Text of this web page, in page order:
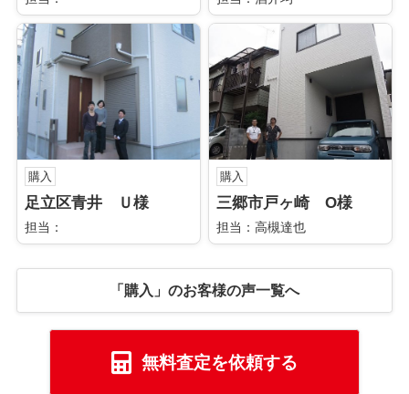
購入
足立区青井 Ｕ様
担当：
購入
三郷市戸ヶ崎 O様
担当：高槻達也
「購入」のお客様の声一覧へ
無料査定を依頼する